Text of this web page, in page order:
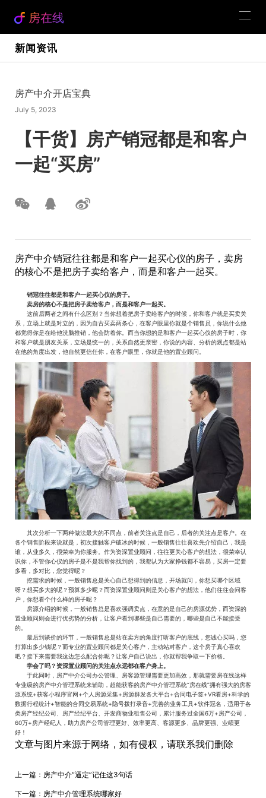
房在线
新闻资讯
房产中介开店宝典
July 5, 2023
【干货】房产销冠都是和客户
一起“买房”
房产中介销冠往往都是和客户一起买心仪的房子，卖房
的核心不是把房子卖给客户，而是和客户一起买。
销冠往往都是和客户一起买心仪的房子。
卖房的核心不是把房子卖给客户，而是和客户一起买。
这前后两者之间有什么区别？当你想着把房子卖给客户的时候，你和客户就是买卖关
系，立场上就是对立的，因为自古买卖两条心，在客户眼里你就是个销售员，你说什么他
都觉得你是在给他洗脑推销，他会防着你。而当你想的是和客户一起买心仪的房子时，你
和客户就是朋友关系，立场是统一的，关系自然更亲密，你说的内容、分析的观点都是站
在他的角度出发，他自然更信任你，在客户眼里，你就是他的置业顾问。
其次分析一下两种做法最大的不同点，前者关注点是自己，后者的关注点是客户。在
各个销售阶段来说就是，初次接触客户破冰的时候，一般销售往往喜欢先介绍自己，我是
谁，从业多久，很荣幸为你服务。作为资深置业顾问，往往更关心客户的想法，很荣幸认
识你，不管你心仪的房子是不是我帮你找到的，我都认为大家挣钱都不容易，买房一定要
多看，多对比，您觉得呢？
挖需求的时候，一般销售总是关心自己想得到的信息，开场就问，你想买哪个区域
呀？想买多大的呢？预算多少呢？而资深置业顾问则是关心客户的想法，他们往往会问客
户，你想看个什么样的房子呢？
房源介绍的时候，一般销售总是喜欢强调卖点，在意的是自己的房源优势，而资深的
置业顾问则会进行优劣势的分析，让客户看到哪些是自己需要的，哪些是自己不能接受
的。
最后到谈价的环节，一般销售总是站在卖方的角度打听客户的底线，您诚心买吗，您
打算出多少钱呢？而专业的置业顾问都是关心客户，主动站对客户，这个房子真心喜欢
吧？接下来需要我这边怎么配合你呢？让客户自己说出，你就帮我争取一下价格。
学会了吗？资深置业顾问的关注点永远都在客户身上。
于此同时，房产中介公司办公管理、房客源管理需要更加高效，那就需要房在线这样
专业级的房产中介管理系统来辅助，超能获客的房产中介管理系统“房在线”拥有强大的房客
源系统+获客小程序官网+个人房源采集+房源群发各大平台+合同电子签+VR看房+科学的
数据行程统计+智能的合同交易系统+隐号拨打录音+完善的业务工具+软件冠名，适用于各
类房产经纪公司、房产经纪平台、开发商物业租售公司，累计服务过全国6万+房产公司，
60万+房产经纪人，助力房产公司管理更好、效率更高、客源更多、品牌更强、业绩更
好！
文章与图片来源于网络，如有侵权，请联系我们删除
上一篇： 房产中介“逼定”记住这3句话
下一篇： 房产中介管理系统哪家好